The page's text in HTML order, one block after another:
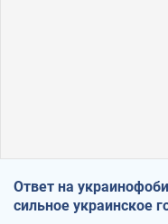
Ответ на
сильное украинское